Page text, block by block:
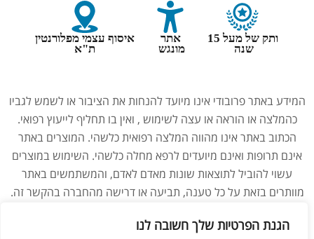
הגנת הפרטיות שלך חשובה לנו
ותק של מעל 15
שנה
אתר
מונגש
איסוף עצמי מפלורנטין
ת"א
המידע באתר פרובודי אינו מיועד להנחות את הציבור או לשמש לגביו
כהמלצה או הוראה או עצה לשימוש , ואין בו תחליף לייעוץ רפואי.
הכתוב באתר אינו מהווה המלצה רפואית כלשהי. המוצרים באתר
אינם תרופות ואינם מיועדים לרפא מחלה כלשהי. השימוש במוצרים
עשוי להוביל לתוצאות שונות מאדם לאדם, והמשתמשים באתר
מוותרים בזאת על כל טענה, תביעה או דרישה מהחברה בהקשר זה.
ברופא לפני השימוש במוצרים. התמונות באתר הן להמחשה בלבד.